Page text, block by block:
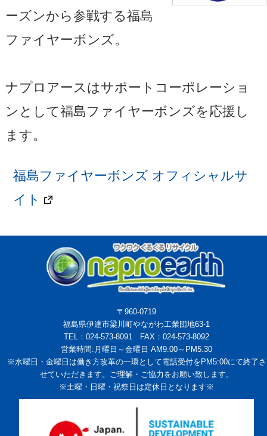
ーズンから参戦する福島
ファイヤーボンズ。
ナプロアースはサポートコーポレーショ
ンとして福島ファイヤーボンズを応援し
ます。
福島ファイヤーボンズ オフィシャルサ
イト
〒960-0719
福島県伊達市梁川町やながわ工業団地63-1
TEL：024-573-8091 FAX：024-573-8092
営業時間:月曜日～金曜日 AM9:00～PM5:30
※水曜日・金曜日は働き方改革の一環として電話受付をPM5:00にて終了さ
せていただきます。ご理解・ご協力をお願い致します。
※土曜・日曜・祝祭日は定休日となります※